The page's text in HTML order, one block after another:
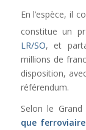
En l’espèce, il
constitue un
LR/SO, et
millions de
disposition,
référendum.
Selon le Grand
que